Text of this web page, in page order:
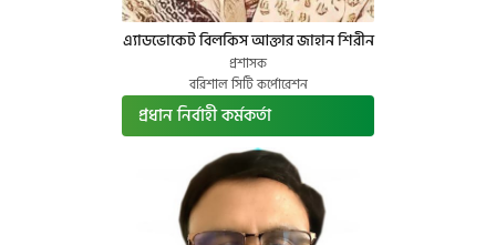
এ্যাডভোকেট বিলকিস আক্তার জাহান শিরীন
প্রশাসক
বরিশাল সিটি কর্পোরেশন
প্রধান নির্বাহী কর্মকর্তা